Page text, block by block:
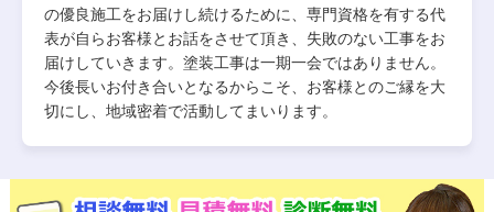
の優良施工をお届けし続けるために、専門資格を有する代
表が自らお客様とお話をさせて頂き、失敗のない工事をお
届けしていきます。塗装工事は一期一会ではありません。
今後長いお付き合いとなるからこそ、お客様とのご縁を大
切にし、地域密着で活動してまいります。